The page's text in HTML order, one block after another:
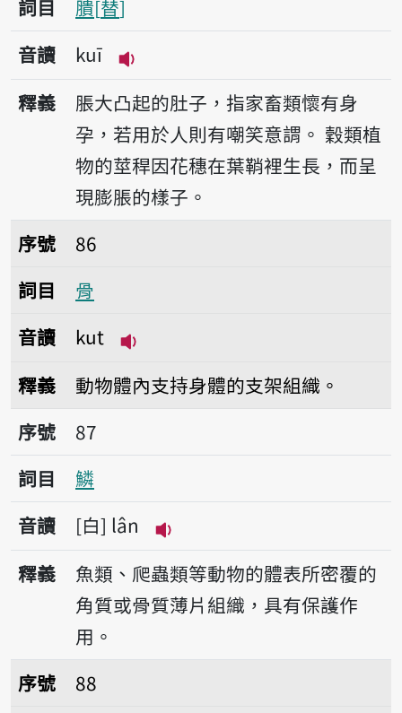
詞目
膭 替
音讀
kuī
播放音讀kuī
釋義
脹大凸起的肚子，指家畜類懷有身
孕，若用於人則有嘲笑意謂。 穀類植
物的莖稈因花穗在葉鞘裡生長，而呈
現膨脹的樣子。
序號86骨
序號
86
詞目
骨
音讀
kut
釋義
動物體內支持身體的支架組織。
序號87鱗
序號
87
詞目
鱗
音讀
白 lân
播放音讀lân
釋義
魚類、爬蟲類等動物的體表所密覆的
角質或骨質薄片組織，具有保護作
用。
序號88奶
序號
88